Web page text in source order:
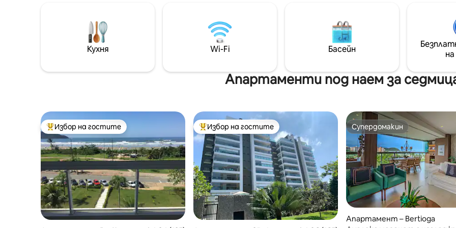
голям балкон, електрическо барбекю,
филтър, Dolce Gusto, пералня/
сушилня, Wi-Fi, 4 климатика. + 4
телевизора (всекидневна/спални/
маса/баня. Приемаме домашни
Разположен на 3 км от центъра на
ривиерата Сао Лоуренсо, където
вълнуващото нощувка е
маса , защита на екрана. 02
Басейн, корт, зала за игри,
скейтборд писта, плажна
стола+1 чадър. Тих
деца, спорт:стендъп,колоездене,
небеи др.
Кухня Wi-Fi Басейн
Апартаменти под наем за
Най-популярен избор на гостите
Избор на гостите Най-популярен избор на гостите
Избор на гостите Супердомакин
Супердомакин
Апартамент – Bertioga